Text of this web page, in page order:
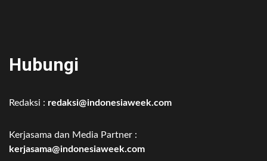
Hubungi
Redaksi : redaksi@indonesiaweek.com
Kerjasama dan Media Partner :
kerjasama@indonesiaweek.com